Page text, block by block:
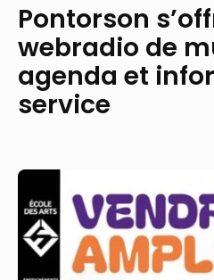
Pontorson
webradio de
agenda et
service